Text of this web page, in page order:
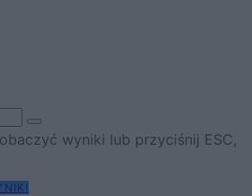
wyniki lub przyciśnij ESC,